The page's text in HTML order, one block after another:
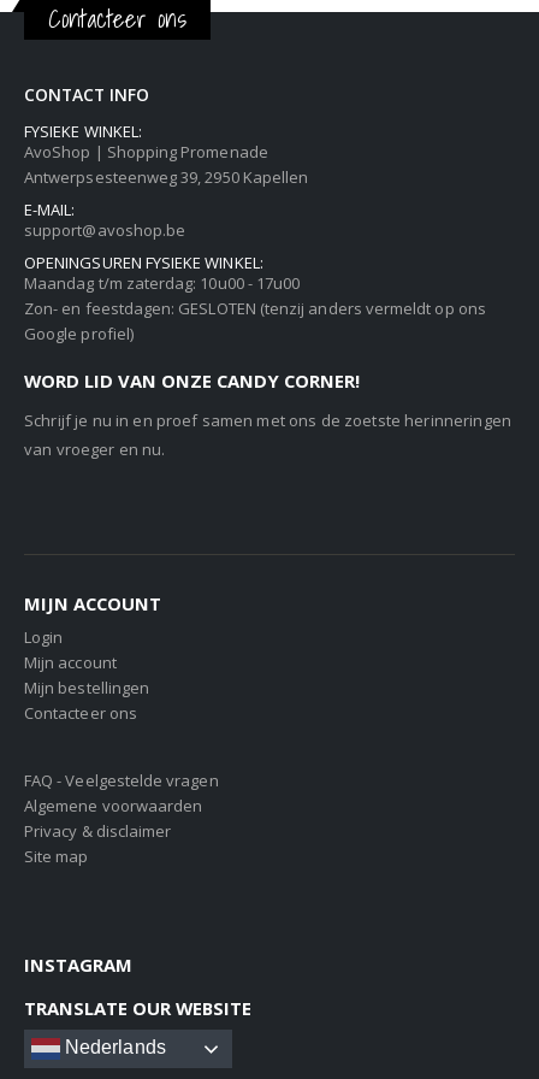
Contacteer ons
CONTACT INFO
FYSIEKE WINKEL:
AvoShop | Shopping Promenade
Antwerpsesteenweg 39, 2950 Kapellen
E-MAIL:
support@avoshop.be
OPENINGSUREN FYSIEKE WINKEL:
Maandag t/m zaterdag: 10u00 - 17u00
Zon- en feestdagen: GESLOTEN (tenzij anders vermeldt op ons
Google profiel)
WORD LID VAN ONZE CANDY CORNER!
Schrijf je nu in en proef samen met ons de zoetste herinneringen
van vroeger en nu.
MIJN ACCOUNT
Login
Mijn account
Mijn bestellingen
Contacteer ons
FAQ - Veelgestelde vragen
Algemene voorwaarden
Privacy & disclaimer
Site map
INSTAGRAM
TRANSLATE OUR WEBSITE
Nederlands